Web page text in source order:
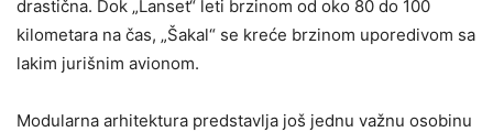
drastična. Dok „Lanset“ leti brzinom od oko 80 do 100
kilometara na čas, „Šakal“ se kreće brzinom uporedivom sa
lakim jurišnim avionom.
Modularna arhitektura predstavlja još jednu važnu osobinu